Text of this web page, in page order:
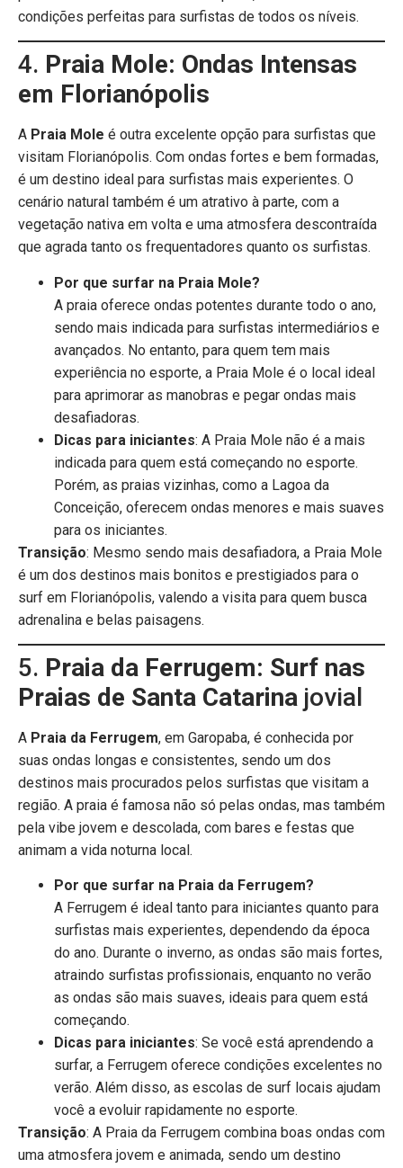
condições perfeitas para surfistas de todos os níveis.
4. Praia Mole: Ondas Intensas
em Florianópolis
A Praia Mole é outra excelente opção para surfistas que
visitam Florianópolis. Com ondas fortes e bem formadas,
é um destino ideal para surfistas mais experientes. O
cenário natural também é um atrativo à parte, com a
vegetação nativa em volta e uma atmosfera descontraída
que agrada tanto os frequentadores quanto os surfistas.
Por que surfar na Praia Mole?
A praia oferece ondas potentes durante todo o ano,
sendo mais indicada para surfistas intermediários e
avançados. No entanto, para quem tem mais
experiência no esporte, a Praia Mole é o local ideal
para aprimorar as manobras e pegar ondas mais
desafiadoras.
Dicas para iniciantes: A Praia Mole não é a mais
indicada para quem está começando no esporte.
Porém, as praias vizinhas, como a Lagoa da
Conceição, oferecem ondas menores e mais suaves
para os iniciantes.
Transição: Mesmo sendo mais desafiadora, a Praia Mole
é um dos destinos mais bonitos e prestigiados para o
surf em Florianópolis, valendo a visita para quem busca
adrenalina e belas paisagens.
5. Praia da Ferrugem: Surf nas
Praias de Santa Catarina jovial
A Praia da Ferrugem, em Garopaba, é conhecida por
suas ondas longas e consistentes, sendo um dos
destinos mais procurados pelos surfistas que visitam a
região. A praia é famosa não só pelas ondas, mas também
pela vibe jovem e descolada, com bares e festas que
animam a vida noturna local.
Por que surfar na Praia da Ferrugem?
A Ferrugem é ideal tanto para iniciantes quanto para
surfistas mais experientes, dependendo da época
do ano. Durante o inverno, as ondas são mais fortes,
atraindo surfistas profissionais, enquanto no verão
as ondas são mais suaves, ideais para quem está
começando.
Dicas para iniciantes: Se você está aprendendo a
surfar, a Ferrugem oferece condições excelentes no
verão. Além disso, as escolas de surf locais ajudam
você a evoluir rapidamente no esporte.
Transição: A Praia da Ferrugem combina boas ondas com
uma atmosfera jovem e animada, sendo um destino